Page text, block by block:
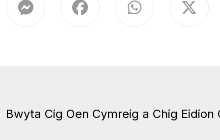
Bwyta Cig Oen Cymreig a Chig Eidion